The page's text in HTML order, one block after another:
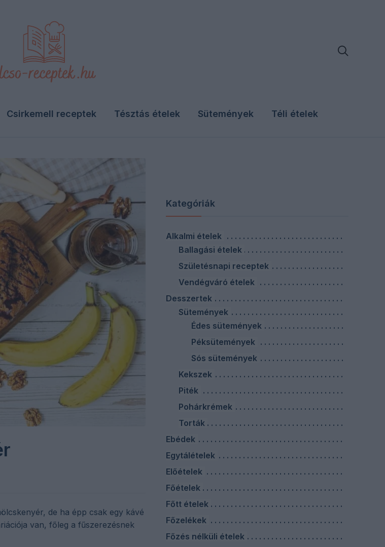

Csirkemell receptek Tésztás ételek Sütemények Téli ételek
de ha épp csak egy kávé
van, főleg a fűszerezésnek
Kategóriák
Alkalmi ételek
Ballagási ételek
Születésnapi receptek
Vendégváró ételek
Desszertek
Sütemények
Édes sütemények
Péksütemények
Sós sütemények
Kekszek
Piték
Pohárkrémek
Torták
Ebédek
Egytálételek
Előételek
Főételek
Főtt ételek
Főzelékek
Főzés nélküli ételek